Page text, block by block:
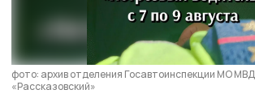
фото: архив отделения Госавтоинспекции МО
«Рассказовский»